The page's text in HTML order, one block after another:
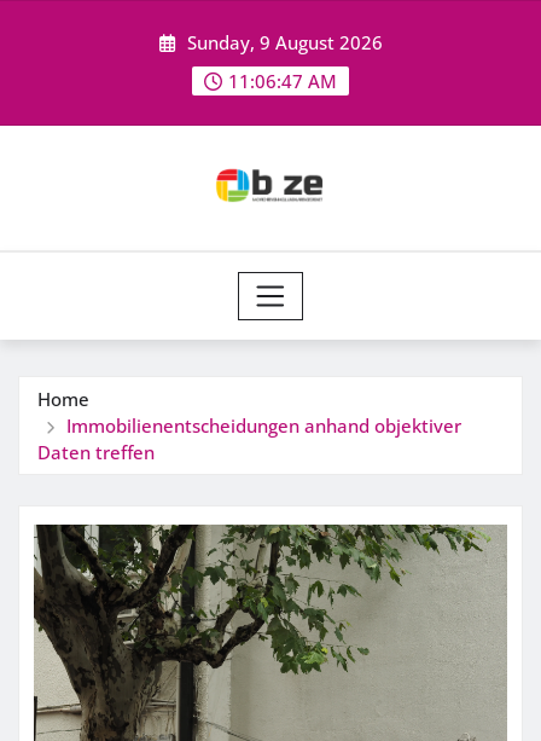
Sunday, 9 August 2026
11:06:47 AM
Home
Immobilienentscheidungen anhand objektiver
Daten treffen